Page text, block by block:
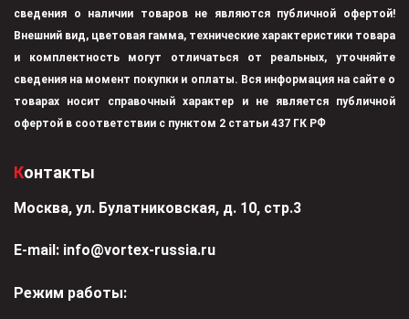
сведения о наличии товаров не являются публичной офертой!
Внешний вид, цветовая гамма, технические характеристики товара
и комплектность могут отличаться от реальных, уточняйте
сведения на момент покупки и оплаты. Вся информация на сайте о
товарах носит справочный характер и не является публичной
офертой в соответствии с пунктом 2 статьи 437 ГК РФ
Контакты
Москва, ул. Булатниковская, д. 10, стр.3
Е-mail: info@vortex-russia.ru
Режим работы: